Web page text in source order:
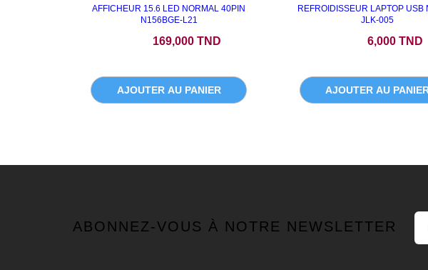
AFFICHEUR 15.6 LED NORMAL 40PIN
N156BGE-L21
169,000 TND
AJOUTER AU PANIER
REFROIDISSEUR LAPTOP USB
JLK-005
6,000 TND
AJOUTER AU
ABONNEZ-VOUS À NOTRE NEWSLETTER